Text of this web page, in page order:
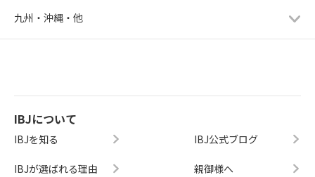
九州・沖縄・他
IBJについて
IBJを知る
IBJが選ばれる理由
IBJ公式ブログ
親御様へ